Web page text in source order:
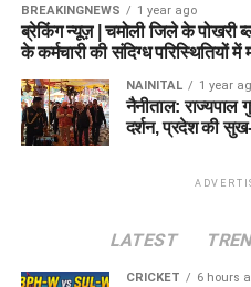
BREAKINGNEWS 1 year ago
ब्रेकिंग न्यूज़ | चमोली जिले के पोखरी
के कर्मचारी की संदिग्ध परिस्थितियों में
NAINITAL 1 year
नैनीताल: राज्यपाल
दर्शन, प्रदेश की
LATEST
CRICKET 6 hours